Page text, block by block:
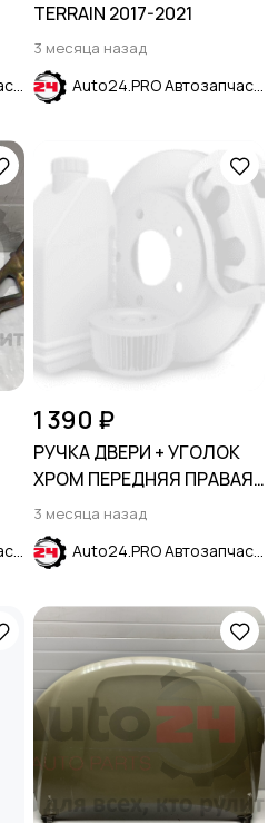
Auto24.PRO Автозапчасти
TERRAIN 2017-2021
3 месяца назад
Auto24.PRO Автозапчасти
Auto24.PRO Автозапчасти
1 390 ₽
РУЧКА ДВЕРИ + УГОЛОК
ХРОМ ПЕРЕДНЯЯ ПРАВАЯ
HYUNDAI ELANTRA AD 2015-
2019
3 месяца назад
Auto24.PRO Автозапчасти